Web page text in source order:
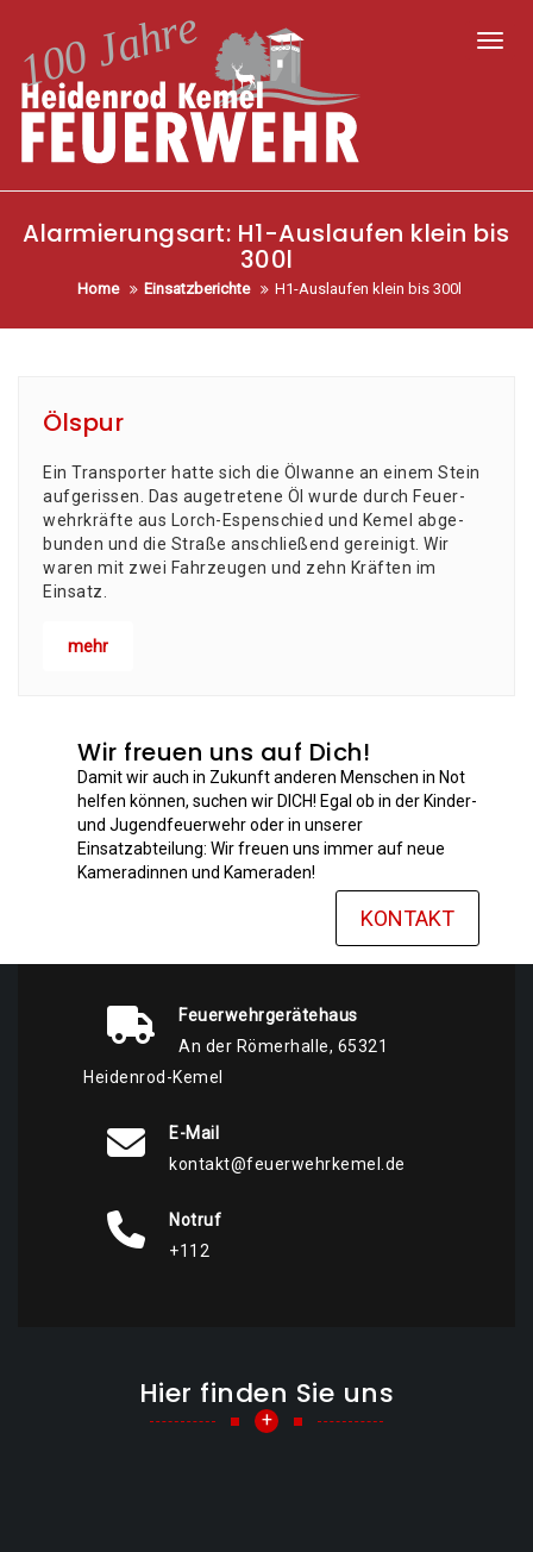
Alarmierungsart: H1-Auslaufen klein bis
300l
Home Einsatzberichte H1-Auslaufen klein bis 300l
Ölspur
Ein Trans­por­ter hat­te sich die Ölwan­ne an einem Stein
auf­ge­ris­sen. Das augetre­te­ne Öl wur­de durch Feu­er­
wehr­kräf­te aus Lorch-Espen­schied und Kemel abge­
bun­den und die Stra­ße anschlie­ßend gerei­nigt. Wir
waren mit zwei Fahr­zeu­gen und zehn Kräf­ten im
Einsatz.
mehr
Wir freuen uns auf Dich!
Damit wir auch in Zukunft anderen Menschen in Not
helfen können, suchen wir DICH! Egal ob in der Kinder-
und Jugendfeuerwehr oder in unserer
Einsatzabteilung: Wir freuen uns immer auf neue
Kameradinnen und Kameraden!
KONTAKT
Feuerwehrgerätehaus
An der Römerhalle, 65321
Heidenrod-Kemel
E-Mail
kontakt@feuerwehrkemel.de
Notruf
+112
Hier finden Sie uns
+